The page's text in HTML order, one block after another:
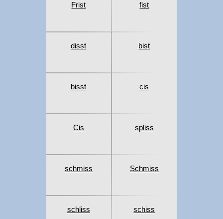
Frist fist
disst bist
bisst cis
Cis spliss
schmiss Schmiss
schliss schiss